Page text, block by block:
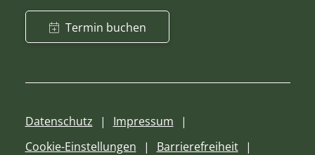
Termin buchen
Datenschutz
Impressum
Cookie-Einstellungen
Barrierefreiheit